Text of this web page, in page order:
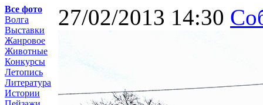
Все фото
Волга
Выставки
Жанровое
Животные
Конкурсы
Летопись
Литература
Истории
27/02/2013 14:30